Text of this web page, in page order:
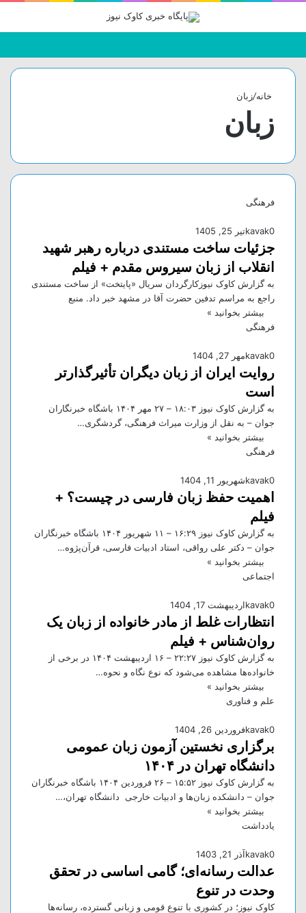
خانه/زبان
زبان
فرهنگی
kavakتیر 25, 1405 0
جزئیات ساخت مستندی درباره رهبر شهید
انقلاب از زبان سیروس مقدم + فیلم
به گزارش کاوک نیوزکارگردان سریال «پایتخت» از ساخت مستندی
راجع به مراسم تدفین حضرت آقا در مشهد خبر داد. منبع
بیشتر بخوانید »
فرهنگی
kavakمهر 27, 1404 0
روایت ایران از زبان دیگران تأثیرگذارتر
است
به گزارش کاوک نیوز ۱۸:۰۳ – ۲۷ مهر ۱۴۰۴ باشگاه خبرنگاران
جوان – به نقل از وزارت میراث فرهنگی، گردشگری…
بیشتر بخوانید »
فرهنگی
kavakشهریور 11, 1404 0
اهمیت حفظ زبان فارسی در چیست؟ +
فیلم
به گزارش کاوک نیوز ۱۶:۲۹ – ۱۱ شهريور ۱۴۰۴ باشگاه خبرنگاران
جوان – دکتر علی رواقی، استاد ادبیات فارسی، قرآن‌پژوه…
بیشتر بخوانید »
اجتماعی
kavakاردیبهشت 17, 1404 0
انتظارات غلط از مادر خانواده از زبان یک
روان‌شناس + فیلم
به گزارش کاوک نیوز ۲۲:۲۷ – ۱۶ ارديبهشت ۱۴۰۴ در برخی از
خانواده‌ها مشاهده می‌شود که نوع نگاه و نحوه…
بیشتر بخوانید »
علم و فناوری
kavakفروردین 26, 1404 0
برگزاری نخستین آزمون زبان عمومی
دانشگاه تهران در ۱۴۰۴
به گزارش کاوک نیوز ۱۵:۵۲ – ۲۶ فروردين ۱۴۰۴ باشگاه خبرنگاران
جوان – دانشکده زبان‌ها و ادبیات خارجی دانشگاه تهران،…
بیشتر بخوانید »
یادداشت
kavakآذر 21, 1403 0
عدالت رسانه‌ای؛ گامی اساسی در تحقق
وحدت در تنوع
کاوک نیوز؛ در کشوری با تنوع قومی و زبانی گسترده، رسانه‌ها